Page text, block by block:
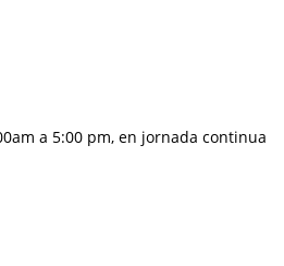
a 5:00 pm, en jornada continua